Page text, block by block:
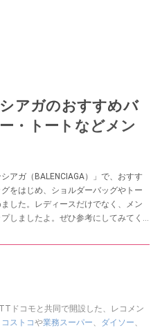
アガのおすすめバ
・トートなどメン
アガ（BALENCIAGA）」で、おすす
をはじめ、ショルダーバッグやトー
した。レディースだけでなく、メン
しましたよ。ぜひ参考にしてみてく
ドコモと共同で開設した、レコメン
コストコや業務スーパー、 ダイソー、